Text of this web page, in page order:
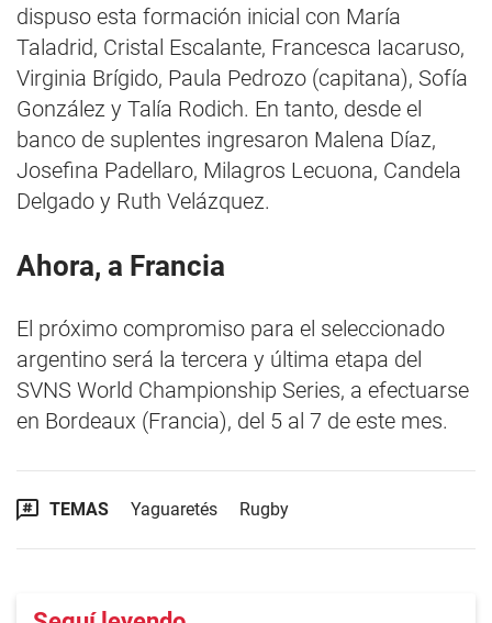
dispuso esta formación inicial con María
Taladrid, Cristal Escalante, Francesca Iacaruso,
Virginia Brígido, Paula Pedrozo (capitana), Sofía
González y Talía Rodich. En tanto, desde el
banco de suplentes ingresaron Malena Díaz,
Josefina Padellaro, Milagros Lecuona, Candela
Delgado y Ruth Velázquez.
Ahora, a Francia
El próximo compromiso para el seleccionado
argentino será la tercera y última etapa del
SVNS World Championship Series, a efectuarse
en Bordeaux (Francia), del 5 al 7 de este mes.
TEMAS Yaguaretés Rugby